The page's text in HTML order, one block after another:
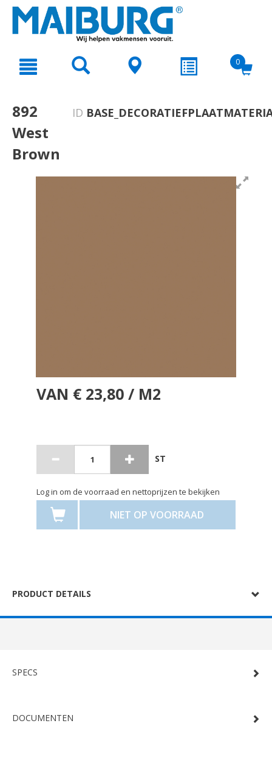
text.skipToNavigation
0
892
West
Brown
ID
VAN € 23,80 / M2
ST
Log in om de voorraad en nettoprijzen te bekijken
NIET OP VOORRAAD
PRODUCT DETAILS
SPECS
DOCUMENTEN